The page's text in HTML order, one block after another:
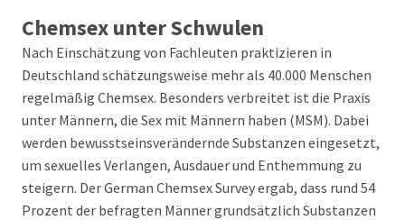
Chemsex unter Schwulen
Nach Einschätzung von Fachleuten praktizieren in
Deutschland schätzungsweise mehr als 40.000 Menschen
regelmäßig Chemsex. Besonders verbreitet ist die Praxis
unter Männern, die Sex mit Männern haben (MSM). Dabei
werden bewusstseinsverändernde Substanzen eingesetzt,
um sexuelles Verlangen, Ausdauer und Enthemmung zu
steigern. Der German Chemsex Survey ergab, dass rund 54
Prozent der befragten Männer grundsätzlich Substanzen